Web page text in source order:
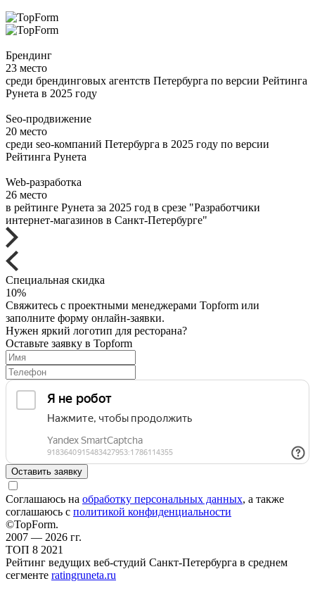
Брендинг
23 место
среди брендинговых агентств Петербурга по версии Рейтинга
Рунета в 2025 году
Seo-продвижение
20 место
среди seo-компаний Петербурга в 2025 году по версии
Рейтинга Рунета
Web-разработка
26 место
в рейтинге Рунета за 2025 год в срезе "Разработчики
интернет-магазинов в Санкт-Петербурге"
Специальная скидка
10%
Свяжитесь с проектными менеджерами Topform или
заполните форму онлайн-заявки.
Нужен яркий логотип для ресторана?
Оставьте заявку в Topform
Оставить заявку
Соглашаюсь на обработку персональных данных, а также
соглашаюсь c политикой конфиденциальности
©TopForm.
2007 — 2026 гг.
ТОП 8 2021
Рейтинг ведущих веб-студий Санкт-Петербурга в среднем
сегменте ratingruneta.ru